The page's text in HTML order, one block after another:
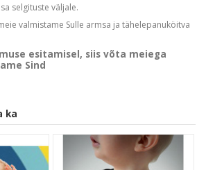
selgituste väljale.
valmistame Sulle armsa ja tähelepanuköitva
esitamisel, siis võta meiega
Sind
ka